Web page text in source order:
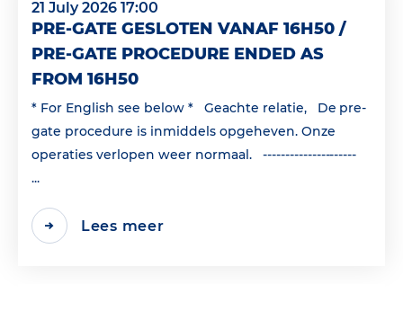
21 July 2026 17:00
PRE-GATE GESLOTEN VANAF 16H50 /
PRE-GATE PROCEDURE ENDED AS
FROM 16H50
* For English see below * Geachte relatie, De pre-
gate procedure is inmiddels opgeheven. Onze
operaties verlopen weer normaal. ---------------------
...
Lees meer